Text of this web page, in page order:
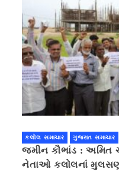
કલોલ સમાચાર ગુજરાત સમાચાર
જમીન કૌભાંડ : અમિત
નેતાઓ કલોલનાં